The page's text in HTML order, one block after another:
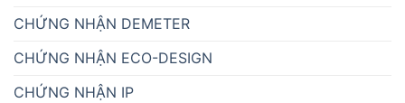
CHỨNG NHẬN DEMETER
CHỨNG NHẬN ECO-DESIGN
CHỨNG NHẬN IP